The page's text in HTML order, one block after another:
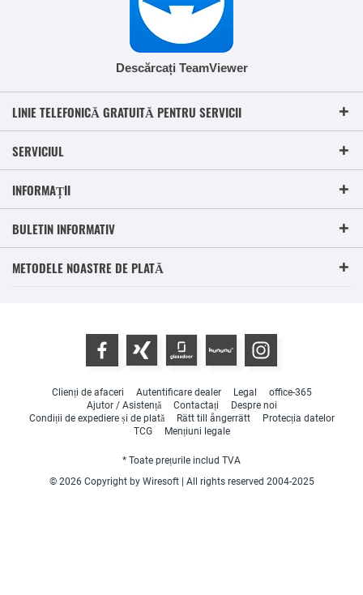
Descărcați TeamViewer
LINIE TELEFONICĂ GRATUITĂ PENTRU SERVICII
SERVICIUL
INFORMAȚII
BULETIN INFORMATIV
METODELE NOASTRE DE PLATĂ
Clienți de afaceri Autentificare dealer Legal
office-365
Ajutor / Asistență
Contactați
Despre noi
Condiții de expediere și de plată
Rätt till ångerrätt
Protecția datelor
TCG
Mențiuni legale
* Toate prețurile includ TVA
© 2026 Copyright by Wiresoft | All rights reserved 2004-2025